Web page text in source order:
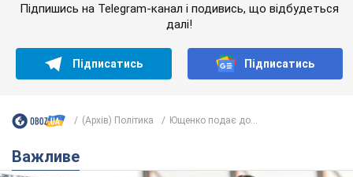
Підпишись на Telegram-канал і подивись, що відбудеться
далі!
Підписатись Підписатись
(Архів) Політика Ющенко подає до...
Важливе